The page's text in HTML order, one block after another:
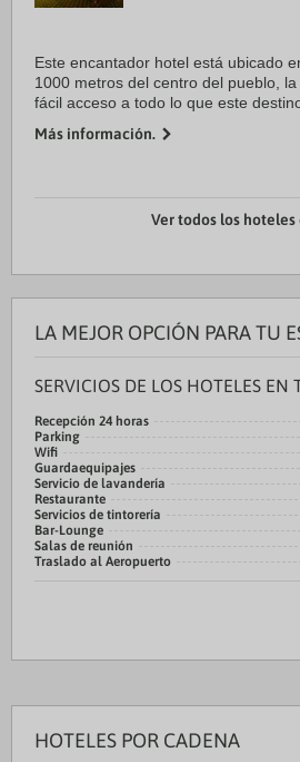
Este encantador hotel está ubicado
1000 metros del centro del pueblo,
fácil acceso a todo lo que este
conexiones de ...
Más información.
Ver todos los hoteles
LA MEJOR OPCIÓN PARA TU
SERVICIOS DE LOS HOTELES EN
Recepción 24 horas
Parking
Wifi
Guardaequipajes
Servicio de lavandería
Restaurante
Servicios de tintorería
Bar-Lounge
Salas de reunión
Traslado al Aeropuerto
HOTELES POR CADENA